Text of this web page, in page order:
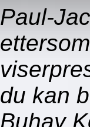
Paul-
du kan
Buhay